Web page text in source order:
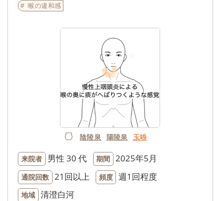
喉の違和感
陰陵泉 陽陵泉 玉竧
来院者 男性 30 代 期間 2025年5月
通院回数 21回以上 頻度 週1回程度
地域 清澄白河